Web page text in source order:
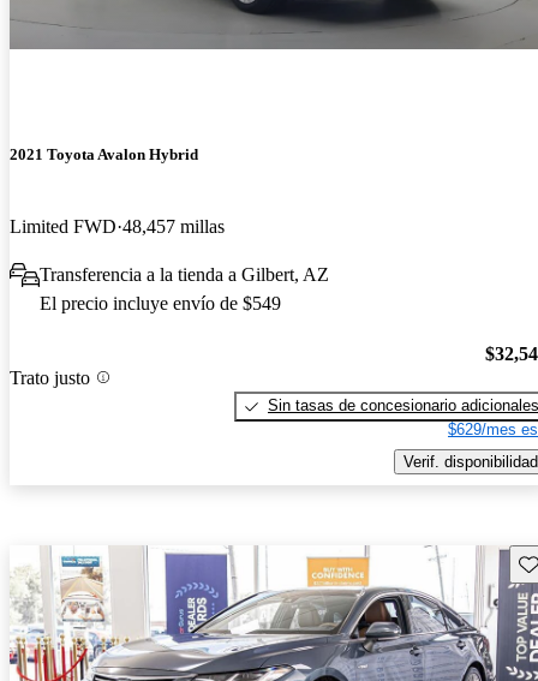
2021 Toyota Avalon Hybrid
Limited FWD 48,457 millas
Transferencia a la tienda a Gilbert, AZ
El precio incluye envío de $549
Trato justo
Sin tasas de concesionario adicionales
$629/mes
Verif. disponibilidad